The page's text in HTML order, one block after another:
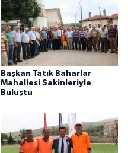
Başkan Tatık Baharlar
Mahallesi Sakinleriyle
Buluştu